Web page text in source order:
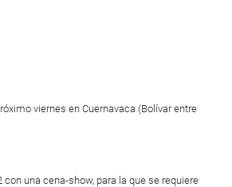
viernes en Cuernavaca (Bolívar entre
con una cena-show, para la que se requiere